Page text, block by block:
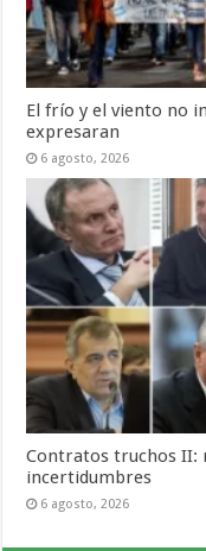
El frío y el viento no
expresaran
6 agosto, 2026
Contratos truchos II:
incertidumbres
6 agosto, 2026